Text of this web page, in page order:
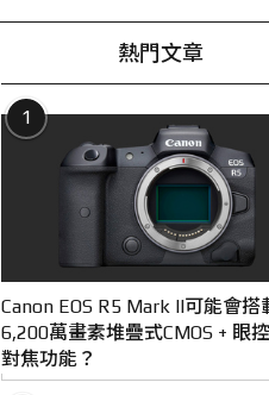
熱門文章
1
Canon EOS R5 Mark II可能會搭
6,200萬畫素堆疊式CMOS + 眼
對焦功能？